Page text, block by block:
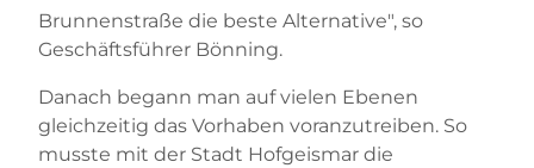
Brunnenstraße die beste Alternative", so
Geschäftsführer Bönning.
Danach begann man auf vielen Ebenen
gleichzeitig das Vorhaben voranzutreiben. So
musste mit der Stadt Hofgeismar die